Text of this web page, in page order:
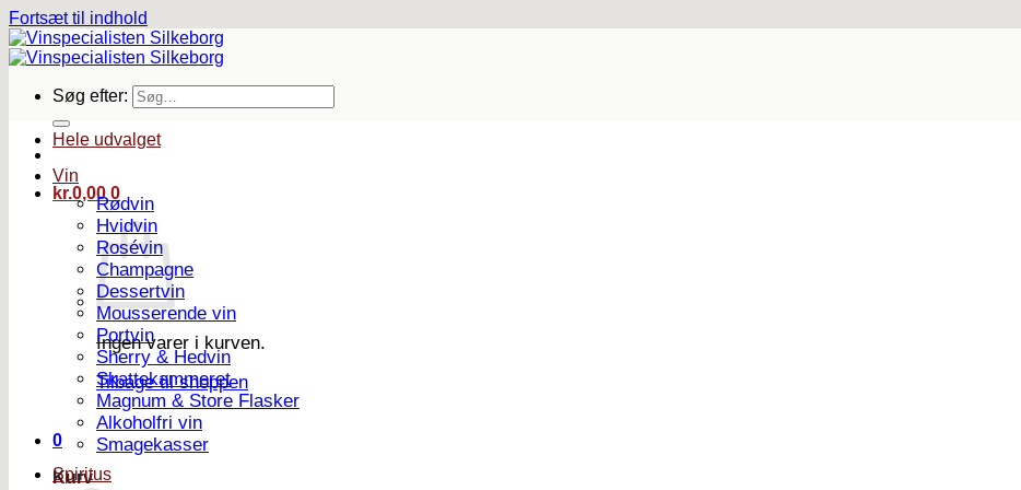
Fortsæt til indhold
Søg efter:
kr.0,00 0
Ingen varer i kurven.
Tilbage til shoppen
0
Kurv
Hele udvalget
Vin
Rødvin
Hvidvin
Rosévin
Champagne
Dessertvin
Mousserende vin
Portvin
Sherry & Hedvin
Skattekammeret
Magnum & Store Flasker
Alkoholfri vin
Smagekasser
Spiritus